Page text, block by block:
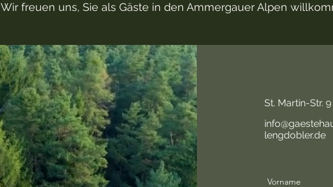
Wir freuen uns, Sie als Gäste in den Ammergauer Alpen
St. Martin-
lengdobler.de
Vorname